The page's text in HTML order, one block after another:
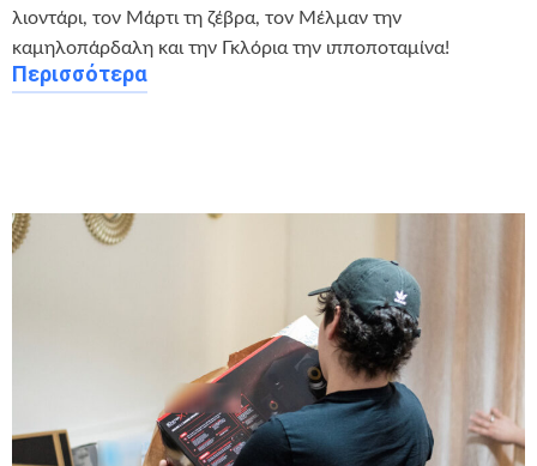
λιοντάρι, τον Μάρτι τη ζέβρα, τον Μέλμαν την
καμηλοπάρδαλη και την Γκλόρια την ιπποποταμίνα!
Περισσότερα